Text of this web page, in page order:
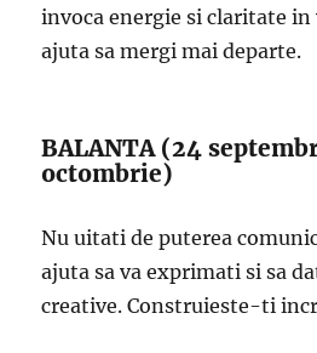
invoca energie si claritate
ajuta sa mergi mai departe.
BALANTA (24
octombrie)
Nu uitati de puterea
ajuta sa va exprimati si sa
creative. Construieste-ti